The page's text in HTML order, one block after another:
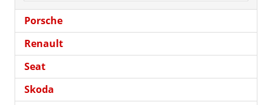
Porsche
Renault
Seat
Skoda